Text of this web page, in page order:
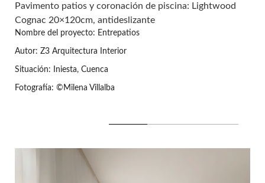
Pavimento patios y coronación de piscina: Lightwood
Cognac 20×120cm, antideslizante
Nombre del proyecto: Entrepatios
Autor: Z3 Arquitectura Interior
Situación: Iniesta, Cuenca
Fotografía: ©Milena Villalba